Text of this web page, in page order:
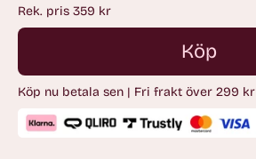
pris
Rek. pris 359 kr
Köp
Köp nu betala sen | Fri frakt över 299 kr